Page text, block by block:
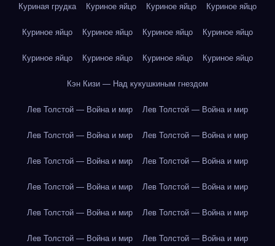
Куриная грудка Куриное яйцо Куриное яйцо Куриное яйцо
Куриное яйцо Куриное яйцо Куриное яйцо Куриное яйцо
Куриное яйцо Куриное яйцо Куриное яйцо Куриное яйцо
Кэн Кизи — Над кукушкиным гнездом
Лев Толстой — Война и мир Лев Толстой — Война и мир
Лев Толстой — Война и мир Лев Толстой — Война и мир
Лев Толстой — Война и мир Лев Толстой — Война и мир
Лев Толстой — Война и мир Лев Толстой — Война и мир
Лев Толстой — Война и мир Лев Толстой — Война и мир
Лев Толстой — Война и мир Лев Толстой — Война и мир